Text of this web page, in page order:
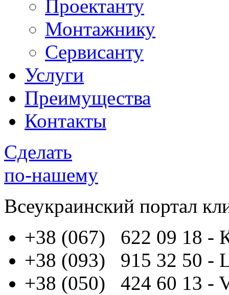
Проектанту
Монтажнику
Сервисанту
Услуги
Преимущества
Контакты
Сделать
по-нашему
Всеукраинский портал
+38 (067) 622 09 18 -
+38 (093) 915 32 50 -
+38 (050) 424 60 13 -